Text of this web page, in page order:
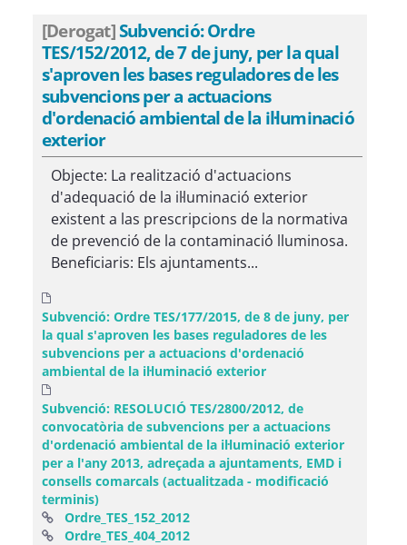
[Derogat]Subvenció: Ordre
TES/152/2012, de 7 de juny, per la qual
s'aproven les bases reguladores de les
subvencions per a actuacions
d'ordenació ambiental de la il·luminació
exterior
Objecte: La realització d'actuacions
d'adequació de la il·luminació exterior
existent a las prescripcions de la normativa
de prevenció de la contaminació lluminosa.
Beneficiaris: Els ajuntaments...
Subvenció: Ordre TES/177/2015, de 8 de juny, per
la qual s'aproven les bases reguladores de les
subvencions per a actuacions d'ordenació
ambiental de la il·luminació exterior
Subvenció: RESOLUCIÓ TES/2800/2012, de
convocatòria de subvencions per a actuacions
d'ordenació ambiental de la il·luminació exterior
per a l'any 2013, adreçada a ajuntaments, EMD i
consells comarcals (actualitzada - modificació
terminis)
Ordre_TES_152_2012(Obre una finestra nova)
Ordre_TES_404_2012(Obre una finestra nova)